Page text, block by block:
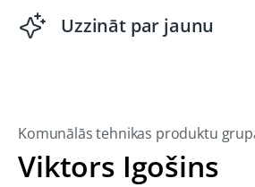
Uzzināt par jaunu
Komunālās tehnikas produktu
Viktors Igošins